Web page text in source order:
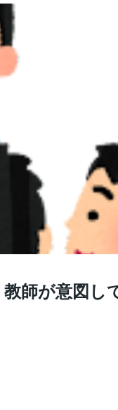
師が意図し